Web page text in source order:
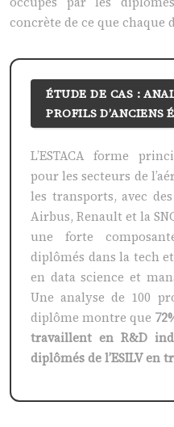
concrète de ce que chaque
ÉTUDE DE CAS :
PROFILS D’ANCIENS
L’ESTACA forme
pour les secteurs de
les transports, avec
Airbus, Renault et la
une forte
diplômés dans la tech
en data science et
Une analyse de 100
diplôme montre que
travaillent en R&D
diplômés de l’ESILV